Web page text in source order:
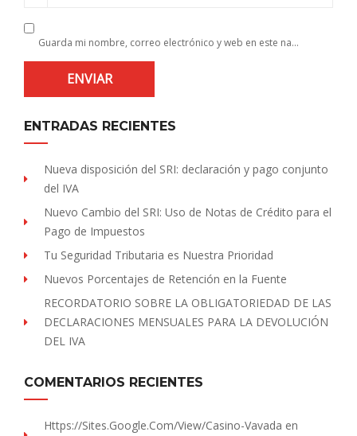
Guarda mi nombre, correo electrónico y web en este navegador para la próxima vez que comente.
ENTRADAS RECIENTES
Nueva disposición del SRI: declaración y pago conjunto
del IVA
Nuevo Cambio del SRI: Uso de Notas de Crédito para el
Pago de Impuestos
Tu Seguridad Tributaria es Nuestra Prioridad
Nuevos Porcentajes de Retención en la Fuente
RECORDATORIO SOBRE LA OBLIGATORIEDAD DE LAS
DECLARACIONES MENSUALES PARA LA DEVOLUCIÓN
DEL IVA
COMENTARIOS RECIENTES
Https://sites.Google.com/view/Casino-Vavada en